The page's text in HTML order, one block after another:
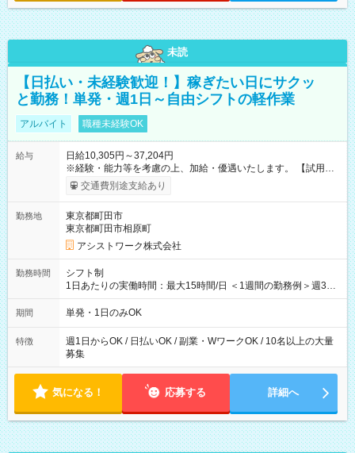
未読
【日払い・未経験歓迎！】稼ぎたい日にサクッ
と勤務！単発・週1日～自由シフトの軽作業
アルバイト 職種未経験OK
給与
日給10,305円～37,204円
※経験・能力等を考慮の上、加給・優遇いたします。 【試用期
間】試用期間なし
交通費別途支給あり
勤務地
東京都町田市
東京都町田市相原町
アシストワーク株式会社
勤務時間
シフト制
1日あたりの実働時間：最大15時間/日 ＜1週間の勤務例＞週3回
勤務 勤務：月・水・金 休み：火・木・土・日 好きな時にお仕事
可能です！ ※1日あたりの最大実働時間は日勤、夜勤共に勤務し
期間 単発・1日のみOK
特徴
週1日からOK / 日払いOK / 副業・WワークOK / 10名以上の大量
募集
気になる！ 応募する 詳細へ